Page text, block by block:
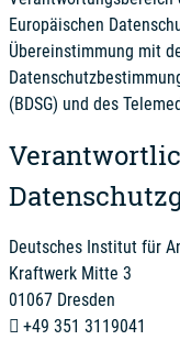
Europäischen
Übereinstimmung mit
(BDSG) und des
Deutsches Institut für
Kraftwerk Mitte 3
01067 Dresden
+49 351 3119041